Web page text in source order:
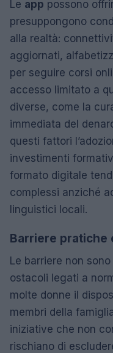
Le app possono
presuppongono
alla realtà:
aggiornati,
per seguire corsi
accesso limitato a
diverse, come la
immediata del
questi fattori
investimenti
formato digitale
complessi anziché
linguistici locali.
Barriere pratiche
Le barriere non
ostacoli legati a
molte donne il
membri della
iniziative che non
rischiano di